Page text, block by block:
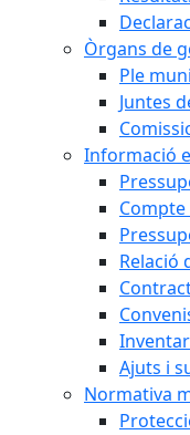
Òrgans de
Ple
Juntes
Informació
Relació
Ajuts i
Normativa